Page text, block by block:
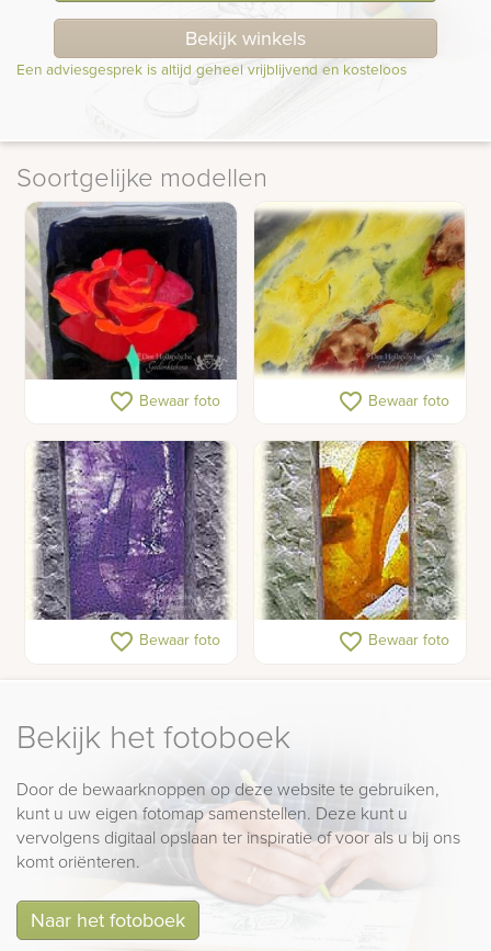
Bekijk winkels
Een adviesgesprek is altijd geheel vrijblijvend en kosteloos
Soortgelijke modellen
Glass fusing roos
favorite_border Bewaar foto Glass fusing decoratie
favorite_border Bewaar foto
799-pop PNG .png
favorite_border Bewaar foto 800-pop.png
favorite_border Bewaar foto
Bekijk het fotoboek
Door de bewaarknoppen op deze website te gebruiken,
kunt u uw eigen fotomap samenstellen. Deze kunt u
vervolgens digitaal opslaan ter inspiratie of voor als u bij ons
komt oriënteren.
Naar het fotoboek